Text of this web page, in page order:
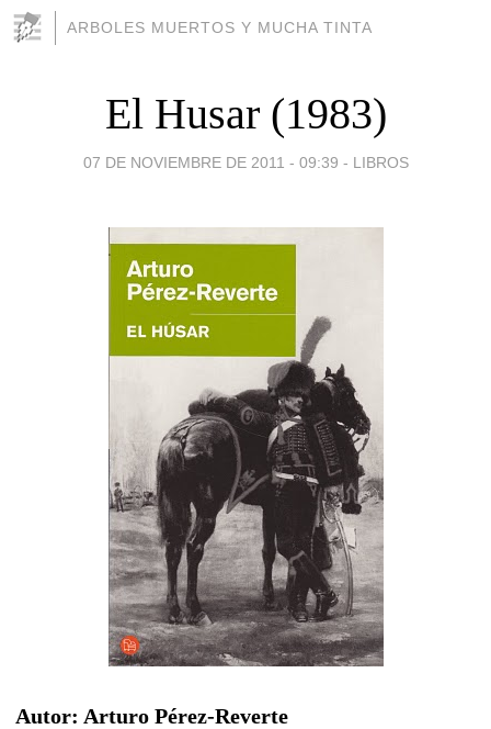
ARBOLES MUERTOS Y MUCHA TINTA
El Husar (1983)
07 DE NOVIEMBRE DE 2011 - 09:39 - LIBROS
Autor: Arturo Pérez-Reverte